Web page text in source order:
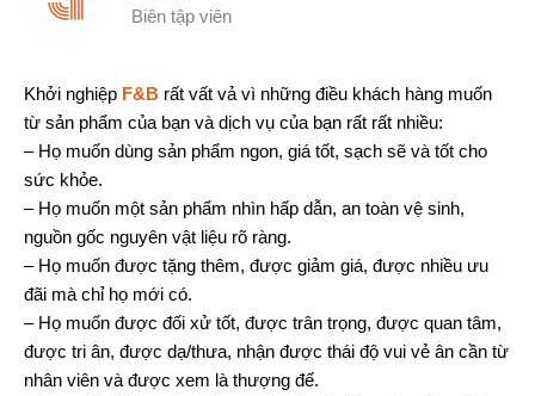
Biên tập viên
Khởi nghiệp F&B rất vất vả vì những điều khách hàng muốn
từ sản phẩm của bạn và dịch vụ của bạn rất rất nhiều:
– Họ muốn dùng sản phẩm ngon, giá tốt, sạch sẽ và tốt cho
sức khỏe.
– Họ muốn một sản phẩm nhìn hấp dẫn, an toàn vệ sinh,
nguồn gốc nguyên vật liệu rõ ràng.
– Họ muốn được tặng thêm, được giảm giá, được nhiều ưu
đãi mà chỉ họ mới có.
– Họ muốn được đối xử tốt, được trân trọng, được quan tâm,
được tri ân, được dạ/thưa, nhận được thái độ vui vẻ ân cần từ
nhân viên và được xem là thượng đế.